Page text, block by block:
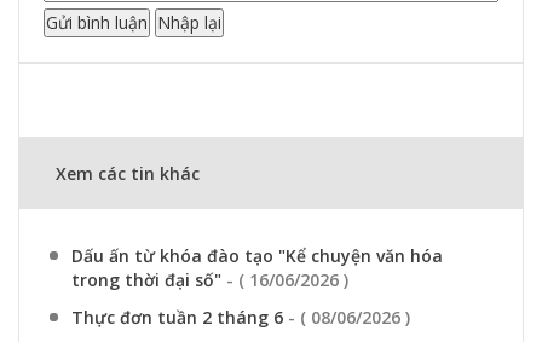
Xem các tin khác
Dấu ấn từ khóa đào tạo "Kể chuyện văn hóa
trong thời đại số" - ( 16/06/2026 )
Thực đơn tuần 2 tháng 6 - ( 08/06/2026 )